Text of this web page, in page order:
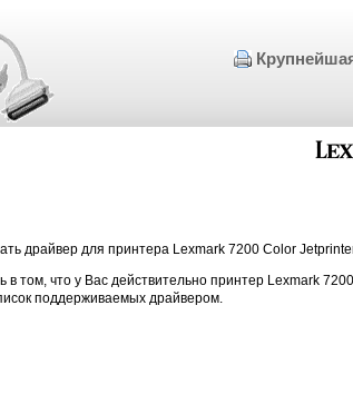
драйвер для принтера Lexmark 7200 Color
в том, что у Вас действительно принтер Lexmark
поддерживаемых драйвером.